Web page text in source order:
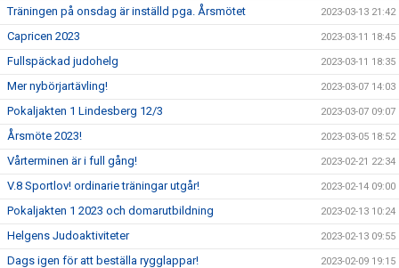
Träningen på onsdag är inställd pga. Årsmötet 2023-03-13 21:42
Capricen 2023 2023-03-11 18:45
Fullspäckad judohelg 2023-03-11 18:35
Mer nybörjartävling! 2023-03-07 14:03
Pokaljakten 1 Lindesberg 12/3 2023-03-07 09:07
Årsmöte 2023! 2023-03-05 18:52
Vårterminen är i full gång! 2023-02-21 22:34
V.8 Sportlov! ordinarie träningar utgår! 2023-02-14 09:00
Pokaljakten 1 2023 och domarutbildning 2023-02-13 10:24
Helgens Judoaktiviteter 2023-02-13 09:55
Dags igen för att beställa rygglappar! 2023-02-09 19:15